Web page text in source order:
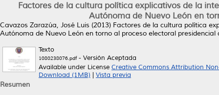
Factores de la cultura política explicativos de la
Autónoma de Nuevo León en
Cavazos Zarazúa, José Luis (2013) Factores de la cultura política
Autónoma de Nuevo León en torno al proceso electoral presidencial
Texto
1080238076.pdf- Versión Aceptada
Available under License Creative Commons Attribution
Download (1MB)
Vista previa
Resumen